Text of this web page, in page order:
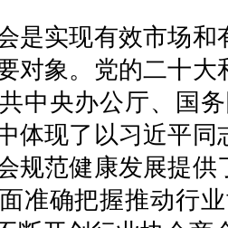
实现有效市场和
对象。党的二十
中央办公厅、国
体现了以习近平
规范健康发展提
准确把握推动行